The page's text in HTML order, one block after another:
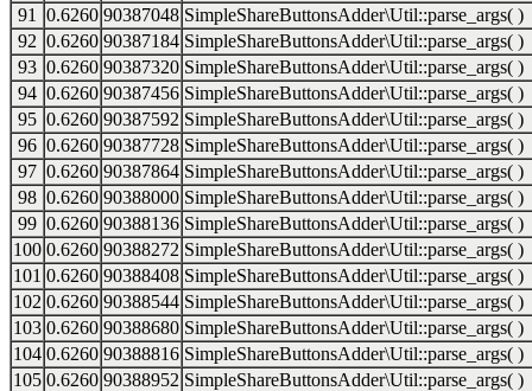
91
0.6260 90387048 SimpleShareButtonsAdder\Util::parse_args( )
92 0.6260 90387184 SimpleShareButtonsAdder\Util::parse_args( )
93 0.6260 90387320 SimpleShareButtonsAdder\Util::parse_args( )
94 0.6260 90387456 SimpleShareButtonsAdder\Util::parse_args( )
95 0.6260 90387592 SimpleShareButtonsAdder\Util::parse_args( )
96 0.6260 90387728 SimpleShareButtonsAdder\Util::parse_args( )
97 0.6260 90387864 SimpleShareButtonsAdder\Util::parse_args( )
98 0.6260 90388000 SimpleShareButtonsAdder\Util::parse_args( )
99 0.6260 90388136 SimpleShareButtonsAdder\Util::parse_args( )
100 0.6260 90388272 SimpleShareButtonsAdder\Util::parse_args( )
101 0.6260 90388408 SimpleShareButtonsAdder\Util::parse_args( )
102 0.6260 90388544 SimpleShareButtonsAdder\Util::parse_args( )
103 0.6260 90388680 SimpleShareButtonsAdder\Util::parse_args( )
104 0.6260 90388816 SimpleShareButtonsAdder\Util::parse_args( )
105 0.6260 90388952 SimpleShareButtonsAdder\Util::parse_args( )